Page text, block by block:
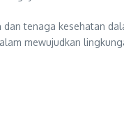
tenaga kesehatan
mewujudkan